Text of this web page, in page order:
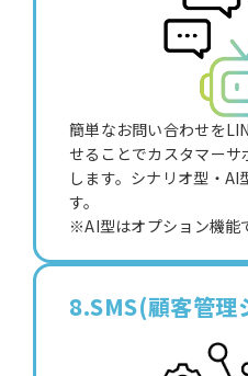
簡単なお問い合わせを
せることでカスタマー
します。シナリオ型・
す。
※AI型はオプション機能
8.SMS(顧客管理